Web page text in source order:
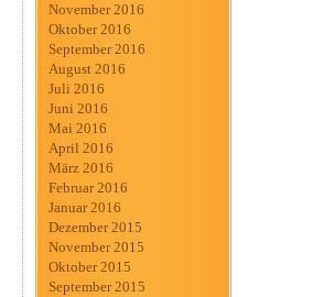
November 2016
Oktober 2016
September 2016
August 2016
Juli 2016
Juni 2016
Mai 2016
April 2016
März 2016
Februar 2016
Januar 2016
Dezember 2015
November 2015
Oktober 2015
September 2015